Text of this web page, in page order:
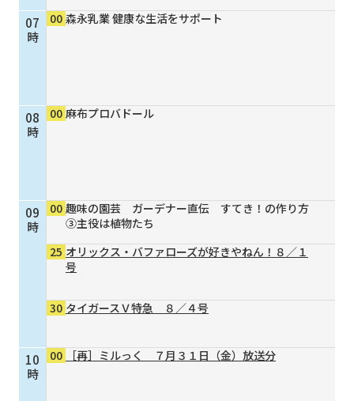
個人情報保護に関する基
本方針
サイトマップ
07
時
08
時
09
時
10
時
00 森永乳業 健康な生活をサポート
00 麻布プロバドール
00 趣味の園芸 ガーデナー直伝 すてき！の作り方
③主役は植物たち
25 オリックス・バファローズが好きやねん！８／１
号
30 タイガースＶ特急 ８／４号
00 ［再］ミルっく ７月３１日（金）放送分